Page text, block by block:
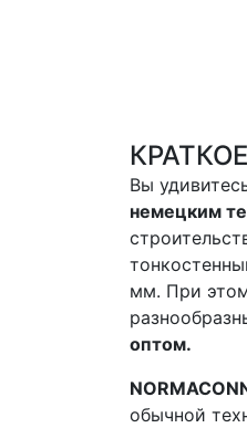
Вы
немецким
мм. При
оптом.
обычной